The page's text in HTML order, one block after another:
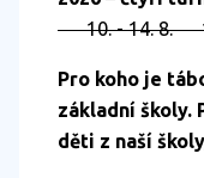
10. - 14. 8.
Pro koho je
základní školy.
děti z naší